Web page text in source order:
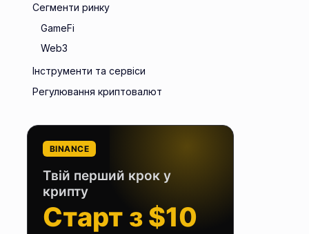
Сегменти ринку
GameFi
Web3
Інструменти та сервіси
Регулювання криптовалют
BINANCE
Твій перший крок у
крипту
Старт з $10